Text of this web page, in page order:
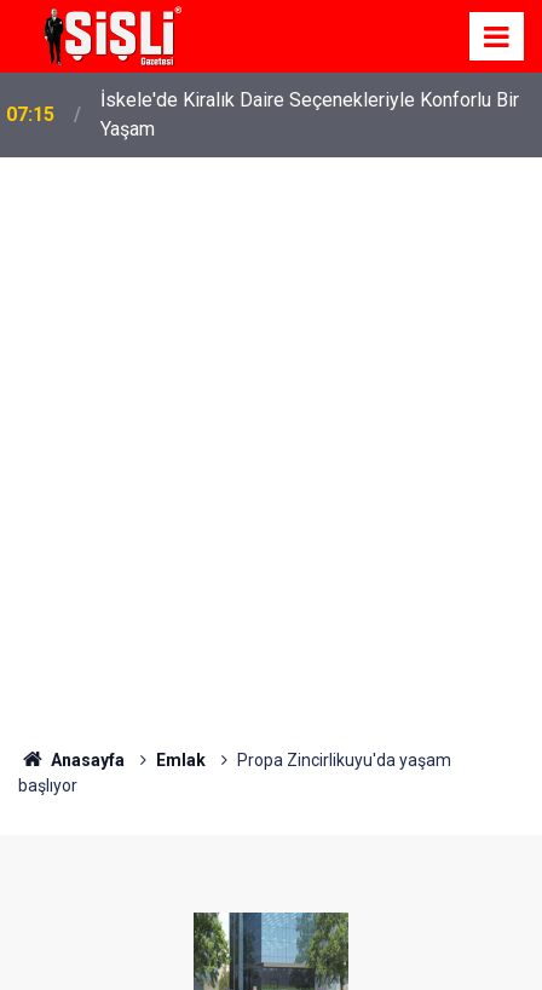
07:15
İskele'de Kiralık Daire Seçenekleriyle Konforlu Bir
Yaşam
Anasayfa Emlak
Propa Zincirlikuyu'da yaşam
başlıyor